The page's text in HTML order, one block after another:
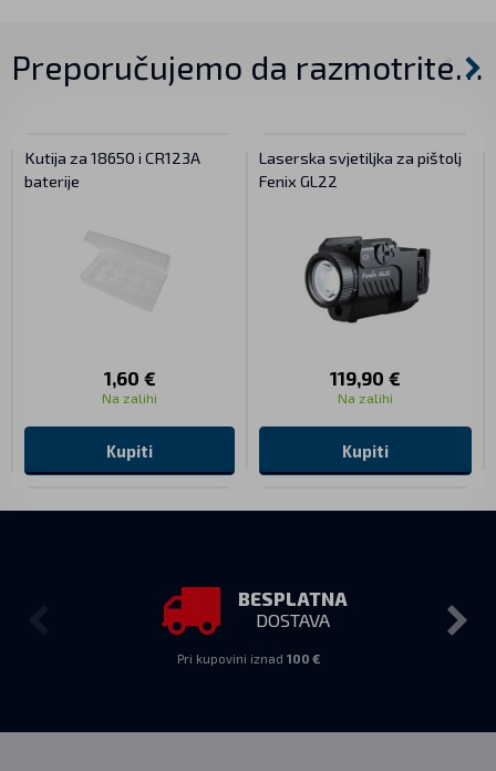
Preporučujemo da razmotrite…
Kutija za 18650 i CR123A
baterije
1,60 €
Na zalihi
Kupiti
Laserska svjetiljka za pištolj
Fenix GL22
119,90 €
Na zalihi
Kupiti
BESPLATNA
DOSTAVA
Pri kupovini iznad 100 €